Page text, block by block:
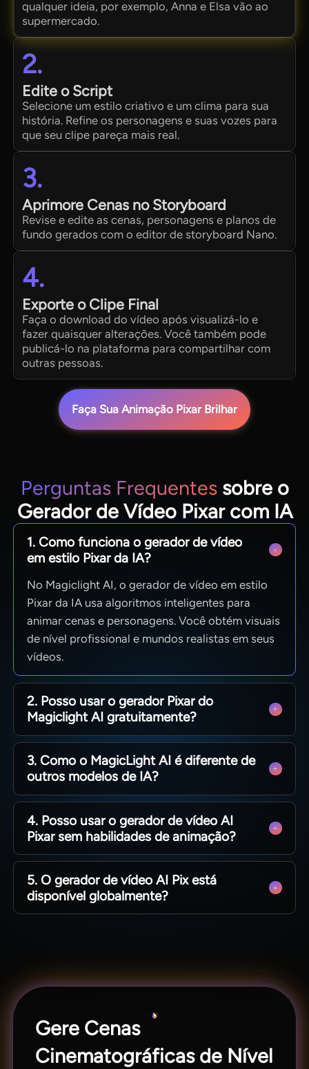
qualquer ideia, por exemplo, Anna e Elsa vão ao
supermercado.
2.
Edite o Script
Selecione um estilo criativo e um clima para sua
história. Refine os personagens e suas vozes para
que seu clipe pareça mais real.
3.
Aprimore Cenas no Storyboard
Revise e edite as cenas, personagens e planos de
fundo gerados com o editor de storyboard Nano.
4.
Exporte o Clipe Final
Faça o download do vídeo após visualizá-lo e
fazer quaisquer alterações. Você também pode
publicá-lo na plataforma para compartilhar com
outras pessoas.
Faça Sua Animação Pixar Brilhar
Perguntas Frequentessobre o
Gerador de Vídeo Pixar com IA
1. Como funciona o gerador de vídeo
em estilo Pixar da IA?
No Magiclight AI, o gerador de vídeo em estilo
Pixar da IA usa algoritmos inteligentes para
animar cenas e personagens. Você obtém visuais
de nível profissional e mundos realistas em seus
vídeos.
2. Posso usar o gerador Pixar do
Magiclight AI gratuitamente?
Sim. Os usuários podem explorar o gerador de
vídeo Disney Pixar AI gratuitamente online. Eles
podem inserir suas ideias e histórias no
MagicLight AI, experimentando facilmente
diferentes estilos e personagens.
3. Como o MagicLight AI é diferente de
outros modelos de IA?
O Magiclight AI foca na consistência dos
personagens entre as cenas e no movimento da
vida real. Além disso, há uma qualidade
cinematográfica superior, pois os visuais e o
áudio são produzidos simultaneamente.
4. Posso usar o gerador de vídeo AI
Pixar sem habilidades de animação?
Sim, você não precisa de nenhum conhecimento
de edição ou animação. O Magiclight AI oferece
ferramentas assistidas por IA que controlam
iluminação, ângulos de câmera e até legendas
5. O gerador de vídeo AI Pix está
disponível globalmente?
Gere Cenas
Cinematográficas de Nível